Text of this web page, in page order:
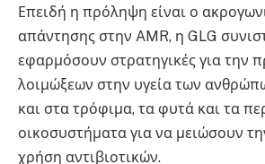
Επειδή η πρόληψη είναι ο
απάντησης στην AMR, η GLG
εφαρμόσουν στρατηγικές για την
λοιμώξεων στην υγεία των
και στα τρόφιμα, τα φυτά και τα
οικοσυστήματα για να μειώσουν
χρήση αντιβιοτικών.